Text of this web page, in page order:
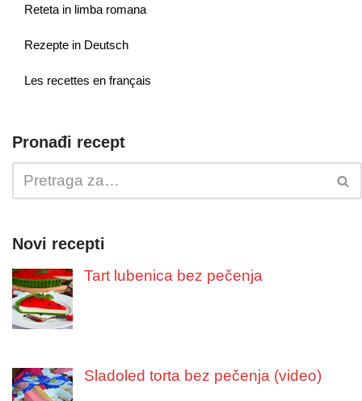
Reteta in limba romana
Rezepte in Deutsch
Les recettes en français
Pronađi recept
Novi recepti
Tart lubenica bez pečenja
Sladoled torta bez pečenja (video)